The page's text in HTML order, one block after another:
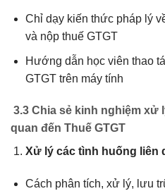
Chỉ dạy kiến thức pháp lý
và nộp thuế GTGT
Hướng dẫn học viên thao
GTGT trên máy tính
3.3 Chia sẻ kinh nghiệm xử
quan đến Thuế GTGT
Xử lý các tình huống liên
Cách phân tích, xử lý, lưu